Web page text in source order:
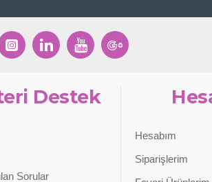
SEPETE EKLE